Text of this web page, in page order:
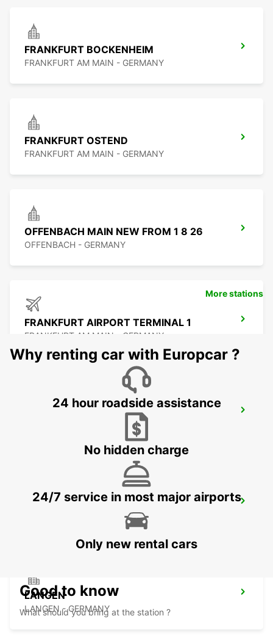
FRANKFURT BOCKENHEIM
FRANKFURT AM MAIN - GERMANY
FRANKFURT OSTEND
FRANKFURT AM MAIN - GERMANY
OFFENBACH MAIN NEW FROM 1 8 26
OFFENBACH - GERMANY
FRANKFURT AIRPORT TERMINAL 1
FRANKFURT AM MAIN - GERMANY
FRANKFURT AIRPORT TERMINAL 3
FRANKFURT AM MAIN - GERMANY
KELSTERBACH
KELSTERBACH - GERMANY
LANGEN
LANGEN - GERMANY
More stations
Why renting car with Europcar ?
24 hour roadside assistance
No hidden charge
24/7 service in most major airports
Only new rental cars
Good to know
What should you bring at the station ?